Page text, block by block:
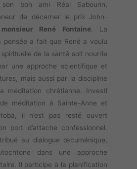
bon ami Réal Sabourin,
de décerner le prix John-
monsieur René Fontaine. La
pensée a fait que René a voulu
de la santé soit nourrie
une approche scientifique et
mais aussi par la discipline
méditation chrétienne. Investi
méditation à Sainte-Anne et
il n’est pas resté ouvert
port d’attache confessionnel.
au dialogue œcuménique,
dans une approche
Il participe à la planification